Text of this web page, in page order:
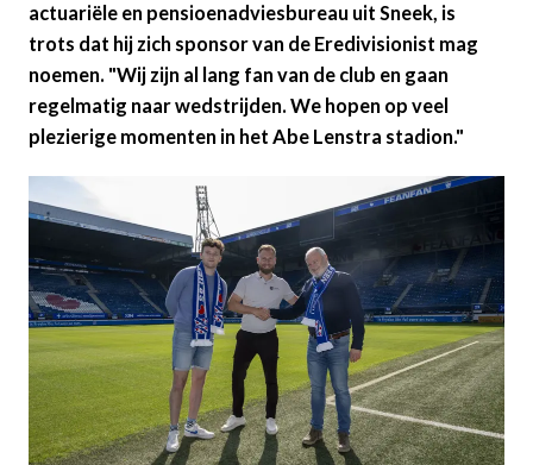
actuariële en pensioenadviesbureau uit Sneek, is
trots dat hij zich sponsor van de Eredivisionist mag
noemen. "Wij zijn al lang fan van de club en gaan
regelmatig naar wedstrijden. We hopen op veel
plezierige momenten in het Abe Lenstra stadion."